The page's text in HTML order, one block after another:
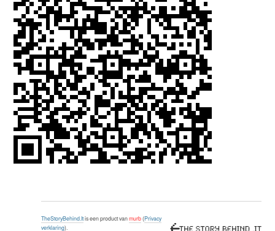
TheStoryBehind.Itis een product vanmurb(Privacy
verklaring).